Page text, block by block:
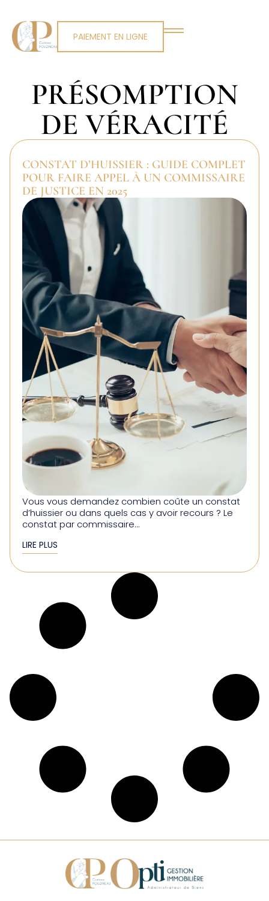
PAIEMENT EN LIGNE
PRÉSOMPTION
DE VÉRACITÉ
CONSTAT D’HUISSIER : GUIDE COMPLET
POUR FAIRE APPEL À UN COMMISSAIRE
DE JUSTICE EN 2025
Vous vous demandez combien coûte un constat
d’huissier ou dans quels cas y avoir recours ? Le
constat par commissaire...
LIRE PLUS